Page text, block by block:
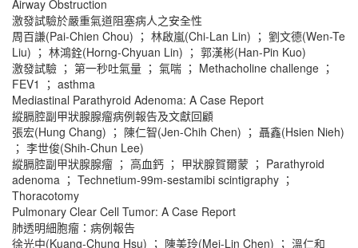
Airway Obstruction
激發試驗於嚴重氣道阻塞病人之安全性
周百謙(Pai-Chien Chou) ； 林啟嵐(Chi-Lan Lin) ； 劉文德(Wen-Te
Liu) ； 林鴻銓(Horng-Chyuan Lin) ； 郭漢彬(Han-Pin Kuo)
激發試驗 ； 第一秒吐氣量 ； 氣喘 ； Methacholine challenge ；
FEV1 ； asthma
Mediastinal Parathyroid Adenoma: A Case Report
縱膈腔副甲狀腺腺瘤病例報告及文獻回顧
張宏(Hung Chang) ； 陳仁智(Jen-Chih Chen) ； 聶鑫(Hsien Nieh)
； 李世俊(Shih-Chun Lee)
縱膈腔副甲狀腺腺瘤 ； 高血鈣 ； 甲狀腺賀爾蒙 ； Parathyroid
adenoma ； Technetium-99m-sestamibi scintigraphy ；
Thoracotomy
Pulmonary Clear Cell Tumor: A Case Report
肺透明細胞瘤：病例報告
徐光中(Kuang-Chung Hsu) ； 陳美玲(Mei-Lin Chen) ； 溫仁和